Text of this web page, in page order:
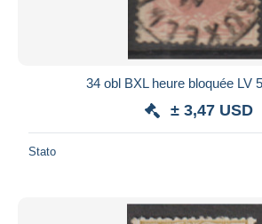
34 obl BXL heure bloquée LV
± 3,47 USD
Stato